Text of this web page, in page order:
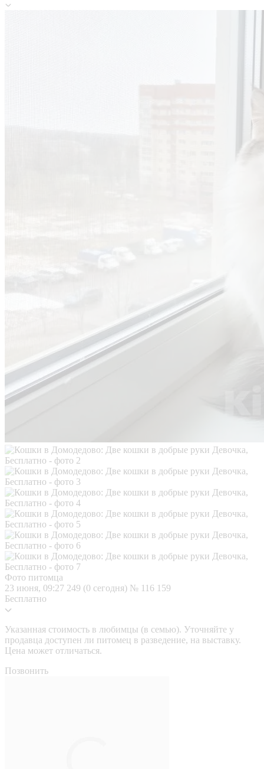
Фото питомца
23 июня, 09:27 249 (0 сегодня) № 116 159
Бесплатно
Указанная стоимость в любимцы (в семью). Уточняйте у
продавца доступен ли питомец в разведение, на выставку.
Цена может отличаться.
Позвонить